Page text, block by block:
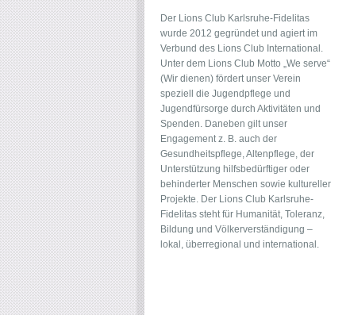
Der Lions Club Karlsruhe-Fidelitas
wurde 2012 gegründet und agiert im
Verbund des Lions Club International.
Unter dem Lions Club Motto „We serve“
(Wir dienen) fördert unser Verein
speziell die Jugendpflege und
Jugendfürsorge durch Aktivitäten und
Spenden. Daneben gilt unser
Engagement z. B. auch der
Gesundheitspflege, Altenpflege, der
Unterstützung hilfsbedürftiger oder
behinderter Menschen sowie kultureller
Projekte. Der Lions Club Karlsruhe-
Fidelitas steht für Humanität, Toleranz,
Bildung und Völkerverständigung –
lokal, überregional und international.